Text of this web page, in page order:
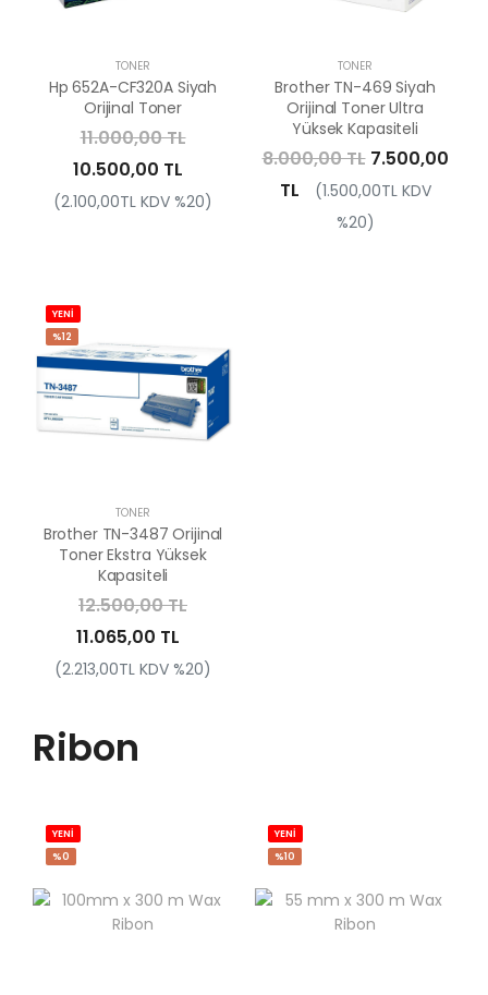
TONER
Hp 652A-CF320A Siyah
Orijinal Toner
11.000,00 TL
10.500,00 TL
(2.100,00TL KDV %20)
TONER
Brother TN-469 Siyah
Orijinal Toner Ultra
Yüksek Kapasiteli
8.000,00 TL 7.500,00
TL
(1.500,00TL KDV
%20)
YENİ
%12
TONER
Brother TN-3487 Orijinal
Toner Ekstra Yüksek
Kapasiteli
12.500,00 TL
11.065,00 TL
(2.213,00TL KDV %20)
Ribon
YENİ
%0
YENİ
%10